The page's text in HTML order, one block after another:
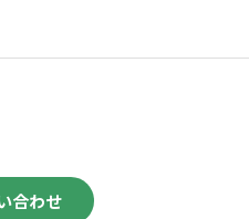
合わせ